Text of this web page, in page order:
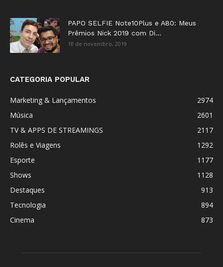
PAPO SELFIE Note10Plus e A80: Meus
Prêmios Nick 2019 com Di...
18 de novembro, 2019
CATEGORIA POPULAR
Marketing & Lançamentos
2974
Música
2601
TV & APPS DE STREAMINGS
2117
Rolês e Viagens
1292
Esporte
1177
Shows
1128
Destaques
913
Tecnologia
894
Cinema
873